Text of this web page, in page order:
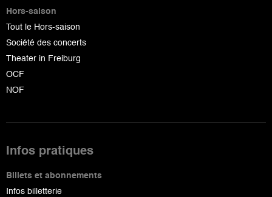
Hors-saison
Tout le Hors-saison
Société des concerts
Theater in Freiburg
OCF
NOF
Infos pratiques
Billets et abonnements
Infos billetterie